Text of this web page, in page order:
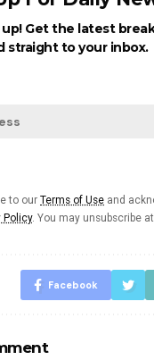
Get the latest
straight to your inbox.
to our Terms of Use and
Policy. You may unsubscribe
Facebook